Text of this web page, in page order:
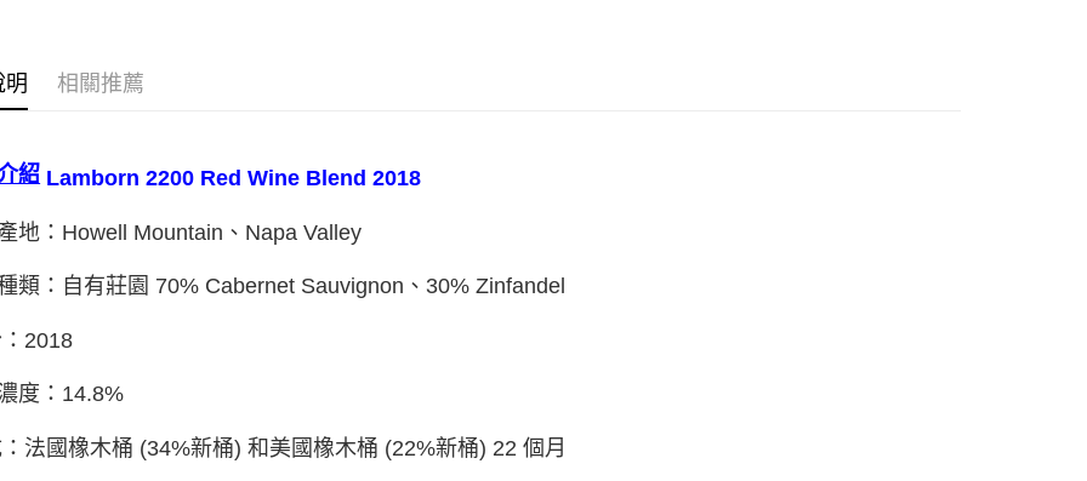
明 相關推薦
紹Lamborn 2200 Red Wine Blend 2018
地：Howell Mountain、Napa Valley
類：自有莊園 70% Cabernet Sauvignon 、 30% Zinfandel
2018
度：14.8%
法國橡木桶 (34%新桶) 和美國橡木桶 (22%新桶) 22 個月